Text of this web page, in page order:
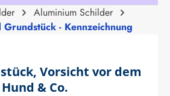
Aluminium Schilder
- Kennzeichnung
Vorsicht vor dem
Hund & Co.